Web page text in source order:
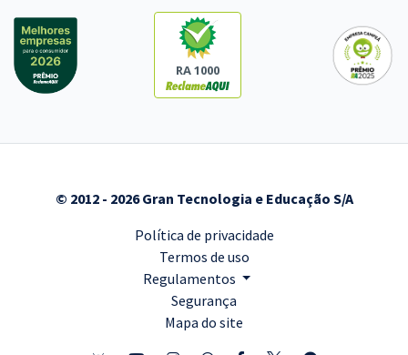
UNIRIO - Universidade Federal do Estado do Rio de Janeiro -
Conhecimentos Específicos para o Cargo 418: Nutrição - Habilitação
R$ 207,92à vista
ou 12x deR$17,33
Comprar
RA 1000
© 2012 - 2026 Gran Tecnologia e Educação S/A
Política de privacidade
Termos de uso
Regulamentos
Segurança
Mapa do site